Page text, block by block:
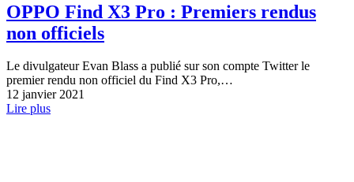
OPPO Find X3 Pro : Premiers rendus
non officiels
Le divulgateur Evan Blass a publié sur son compte Twitter le
premier rendu non officiel du Find X3 Pro,…
12 janvier 2021
Lire plus